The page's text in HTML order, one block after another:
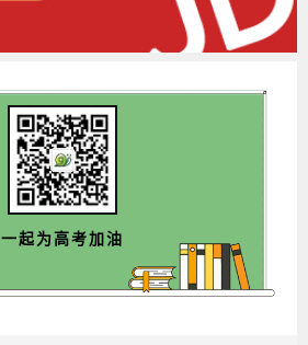
一起为高考加油